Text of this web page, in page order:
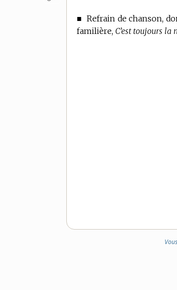
■Refrain de chanson,
familière, C’est toujours la